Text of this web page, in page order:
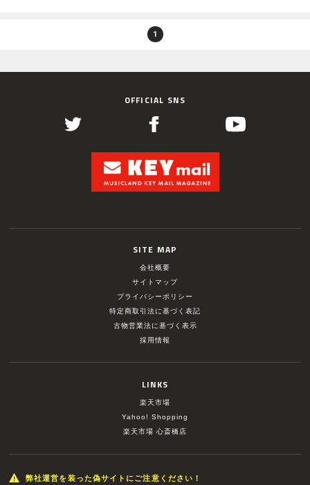
1
OFFICIAL SNS
SITE MAP
会社概要
サイトマップ
プライバシーポリシー
特定商取引法に基づく表記
古物営業法に基づく表示
採用情報
LINKS
楽天市場
Yahoo! Shopping
楽天市場 心斎橋店
弊社運営を装った偽サイトにご注意ください！